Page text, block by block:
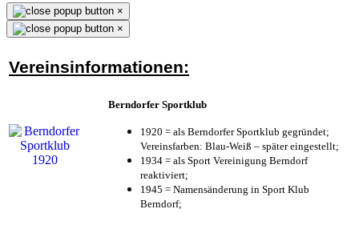
×
×
Vereinsinformationen:
Berndorfer Sportklub
1920 = als Berndorfer Sportklub gegründet;
Vereinsfarben: Blau-Weiß – später eingestellt;
1934 = als Sport Vereinigung Berndorf
reaktiviert;
1945 = Namensänderung in Sport Klub
Berndorf;